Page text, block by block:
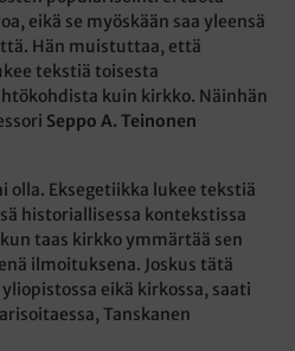
eikä se myöskään saa yleensä
Hän muistuttaa, että
tekstiä toisesta
kuin kirkko. Näinhän
Seppo A. Teinonen
olla. Eksegetiikka lukee tekstiä
historiallisessa kontekstissa
taas kirkko ymmärtää sen
ilmoituksena. Joskus tätä
eikä kirkossa, saati
Tanskanen